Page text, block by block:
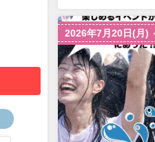
2026年7月20日(月)